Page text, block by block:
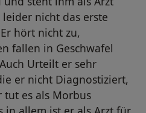
nicht das erste
hört nicht zu,
fallen in Geschwafel
Urteilt er sehr
er nicht Diagnostiziert,
tut es als Morbus